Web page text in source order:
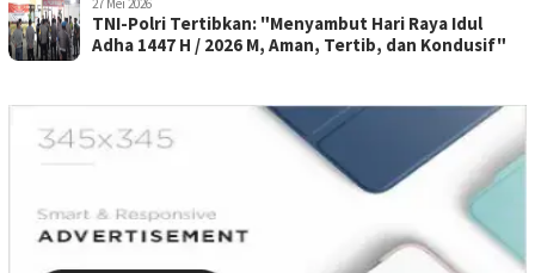
TNI-Polri Tertibkan: "Menyambut Hari Raya Idul
Adha 1447 H / 2026 M, Aman, Tertib, dan Kondusif"